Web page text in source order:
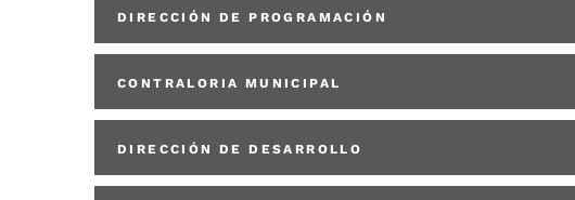
DIRECCIÓN DE PROGRAMACIÓN
CONTRALORIA MUNICIPAL
DIRECCIÓN DE DESARROLLO